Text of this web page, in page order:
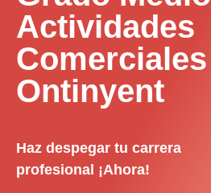
Actividades
Comerciales
Ontinyent
Haz despegar tu carrera
profesional ¡Ahora!